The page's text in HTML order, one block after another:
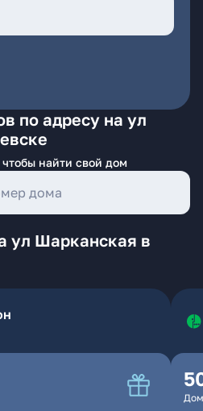
по адресу на ул
найти свой дом
ул Шарканская в